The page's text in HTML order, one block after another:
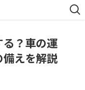
？車の運
えを解説